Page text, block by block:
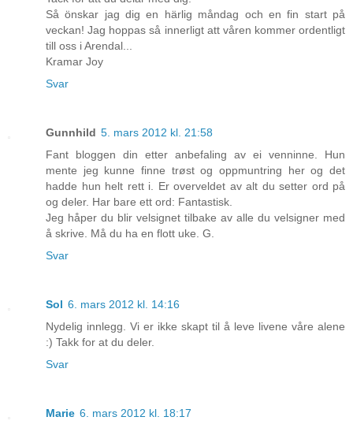
Så önskar jag dig en härlig måndag och en fin start på
veckan! Jag hoppas så innerligt att våren kommer ordentligt
till oss i Arendal...
Kramar Joy
Svar
Gunnhild 5. mars 2012 kl. 21:58
Fant bloggen din etter anbefaling av ei venninne. Hun
mente jeg kunne finne trøst og oppmuntring her og det
hadde hun helt rett i. Er overveldet av alt du setter ord på
og deler. Har bare ett ord: Fantastisk.
Jeg håper du blir velsignet tilbake av alle du velsigner med
å skrive. Må du ha en flott uke. G.
Svar
Sol 6. mars 2012 kl. 14:16
Nydelig innlegg. Vi er ikke skapt til å leve livene våre alene
:) Takk for at du deler.
Svar
Marie 6. mars 2012 kl. 18:17